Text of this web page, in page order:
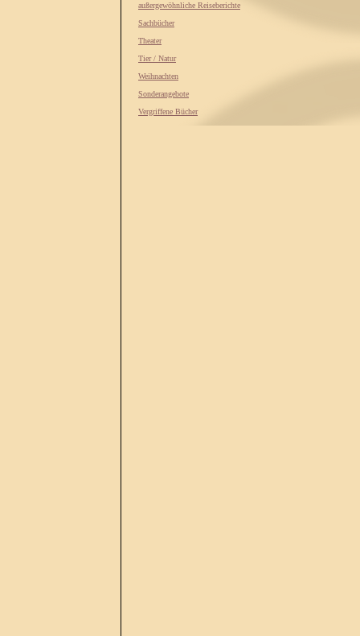
außergewöhnliche Reiseberichte
Sachbücher
Theater
Tier / Natur
Weihnachten
Sonderangebote
Vergriffene Bücher